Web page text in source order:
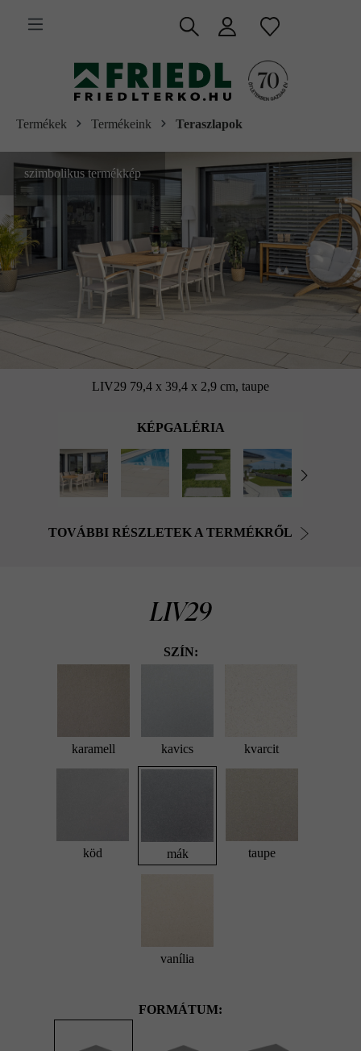
tartalomra
Termékek Termékeink Teraszlapok
LIV29 79,4 x 39,4 x 2,9 cm, taupe
szimbolikus termékkép
KÉPGALÉRIA
TOVÁBBI RÉSZLETEK A TERMÉKRŐL
LIV29
SZÍN:
karamell kavics kvarcit
köd mák taupe
vanília
FORMÁTUM: